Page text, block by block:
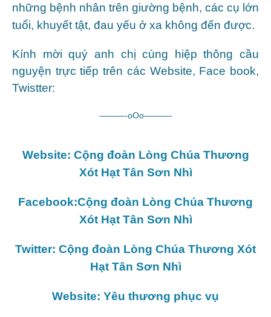
những bệnh nhân trên giường bệnh, các cụ lớn
tuổi, khuyết tật, đau yếu ở xa không đến được.
Kính mời quý anh chị cùng hiệp thông cầu
nguyện trực tiếp trên các Website, Face book,
Twistter:
———-oOo———-
Website: Cộng đoàn Lòng Chúa Thương
Xót Hạt Tân Sơn Nhì
Facebook:Cộng đoàn Lòng Chúa Thương
Xót Hạt Tân Sơn Nhì
Twitter: Cộng đoàn Lòng Chúa Thương Xót
Hạt Tân Sơn Nhì
Website: Yêu thương phục vụ